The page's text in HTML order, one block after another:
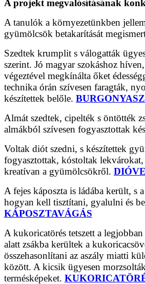
A projekt megvalósításának
A tanulók a környezetünkben
gyümölcsök betakarítását
Szedtek krumplit s válogatták
szerint. Jó magyar szokáshoz
végeztével megkínálta őket
technika órán szívesen faragták,
készítettek belőle.
Almát szedtek, cipelték s öntötték
almákból szívesen fogyasztottak
Voltak diót szedni, s készítettek
fogyasztottak, kóstoltak
kreatívan a gyümölcsökről.
A fejes káposzta is ládába került, s
hogyan kell tisztítani, gyalulni és
KÁPOSZTAVÁGÁS
A kukoricatörés tetszett a
alatt zsákba kerültek a
összehasonlítani az aszály miatti
között. A kicsik ügyesen
termésképeket.